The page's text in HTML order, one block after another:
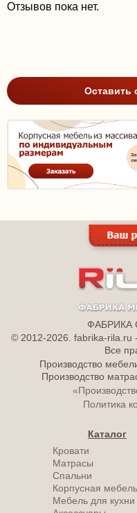
Отзывов пока нет.
Оставить
ФАБРИКА
© 2012-2026. fabrika-rila.ru
Все
Производство
Производство
Политика
Каталог
Кровати
Матрасы
Спальни
Корпусная мебель
Мебель для кухни